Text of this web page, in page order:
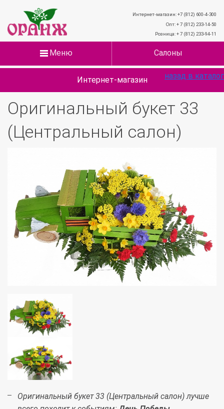
Интернет-магазин: +7 (812) 600-4-300
Опт: + 7 (812) 233-14-50
Розница: + 7 (812) 233-94-11
Меню Салоны
Интернет-магазин
Оригинальный букет 33
(Центральный салон)
назад в каталог
Оригинальный букет 33 (Центральный салон) лучше